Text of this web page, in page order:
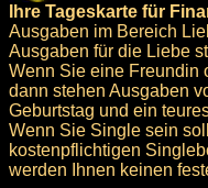
Ihre Tageskarte für
Ausgaben im Bereich
Ausgaben für die Liebe
Wenn Sie eine Freundin
dann stehen Ausgaben
Geburtstag und ein
Wenn Sie Single sein
kostenpflichtigen
werden Ihnen keinen